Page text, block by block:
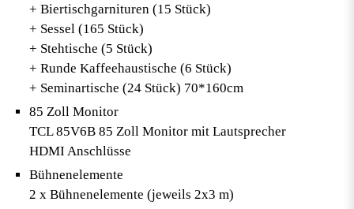
+ Biertischgarnituren (15 Stück)
+ Sessel (165 Stück)
+ Stehtische (5 Stück)
+ Runde Kaffeehaustische (6 Stück)
+ Seminartische (24 Stück) 70*160cm
85 Zoll Monitor
TCL 85V6B 85 Zoll Monitor mit Lautsprecher
HDMI Anschlüsse
Bühnenelemente
2 x Bühnenelemente (jeweils 2x3 m)